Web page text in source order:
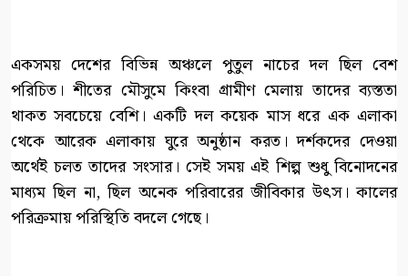
একসময় দেশের বিভিন্ন অঞ্চলে পুতুল নাচের দল ছিল বেশ
পরিচিত। শীতের মৌসুমে কিংবা গ্রামীণ মেলায় তাদের ব্যস্ততা
থাকত সবচেয়ে বেশি। একটি দল কয়েক মাস ধরে এক এলাকা
থেকে আরেক এলাকায় ঘুরে অনুষ্ঠান করত। দর্শকদের দেওয়া
অর্থেই চলত তাদের সংসার। সেই সময় এই শিল্প শুধু বিনোদনের
মাধ্যম ছিল না, ছিল অনেক পরিবারের জীবিকার উৎস। কালের
পরিক্রমায় পরিস্থিতি বদলে গেছে।